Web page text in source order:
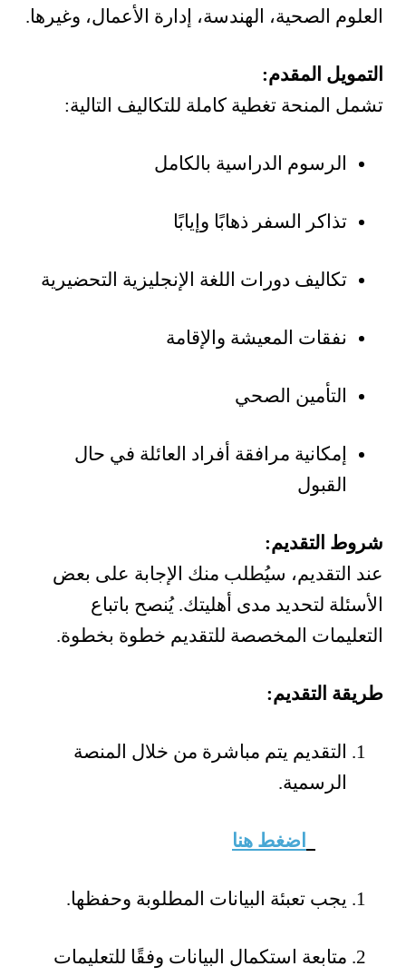
العلوم الصحية، الهندسة، إدارة الأعمال، وغيرها.
التمويل المقدم:
تشمل المنحة تغطية كاملة للتكاليف التالية:
الرسوم الدراسية بالكامل
تذاكر السفر ذهابًا وإيابًا
تكاليف دورات اللغة الإنجليزية التحضيرية
نفقات المعيشة والإقامة
التأمين الصحي
إمكانية مرافقة أفراد العائلة في حال
القبول
شروط التقديم:
عند التقديم، سيُطلب منك الإجابة على بعض
الأسئلة لتحديد مدى أهليتك. يُنصح باتباع
التعليمات المخصصة للتقديم خطوة بخطوة.
طريقة التقديم:
التقديم يتم مباشرة من خلال المنصة
الرسمية.
اضغط هنا
يجب تعبئة البيانات المطلوبة وحفظها.
متابعة استكمال البيانات وفقًا للتعليمات